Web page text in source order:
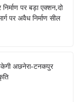
पर बड़ा एक्शन,दो
पर अवैध निर्माण सील
अछनेरा-टनकपुर